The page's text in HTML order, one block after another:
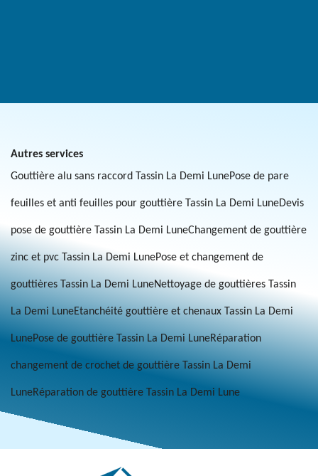
Autres services
Gouttière alu sans raccord Tassin La Demi LunePose de pare
feuilles et anti feuilles pour gouttière Tassin La Demi LuneDevis
pose de gouttière Tassin La Demi LuneChangement de gouttière
zinc et pvc Tassin La Demi LunePose et changement de
gouttières Tassin La Demi LuneNettoyage de gouttières Tassin
La Demi LuneEtanchéité gouttière et chenaux Tassin La Demi
LunePose de gouttière Tassin La Demi LuneRéparation
changement de crochet de gouttière Tassin La Demi
LuneRéparation de gouttière Tassin La Demi Lune